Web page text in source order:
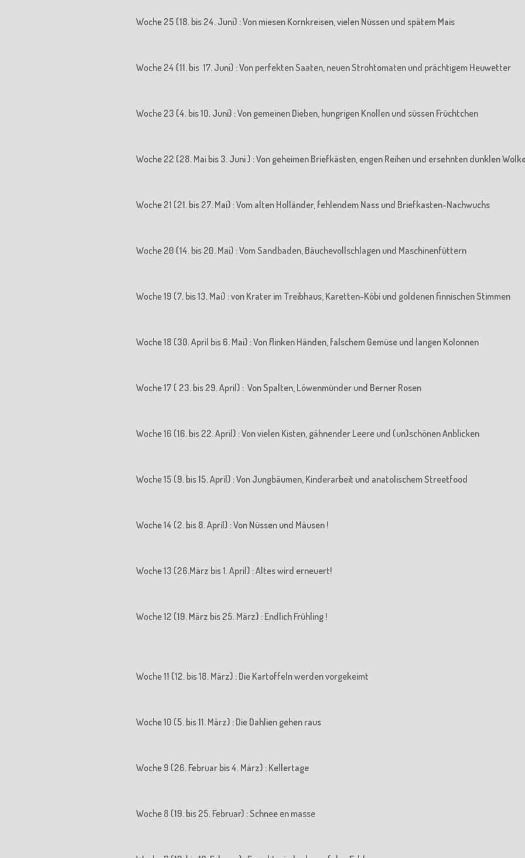
Woche 25 (18. bis 24. Juni) : Von miesen Kornkreisen, vielen Nüssen und spätem Mais
Woche 24 (11. bis 17. Juni) : Von perfekten Saaten, neuen Strohtomaten und prächtigem Heuwetter
Woche 23 (4. bis 10. Juni) : Von gemeinen Dieben, hungrigen Knollen und süssen Früchtchen
Woche 22 (28. Mai bis 3. Juni ) : Von geheimen Briefkästen, engen Reihen und ersehnten dunklen
Woche 21 (21. bis 27. Mai) : Vom alten Holländer, fehlendem Nass und Briefkasten-Nachwuchs
Woche 20 (14. bis 20. Mai) : Vom Sandbaden, Bäuchevollschlagen und Maschinenfüttern
Woche 19 (7. bis 13. Mai) : von Krater im Treibhaus, Karetten-Köbi und goldenen finnischen Stimmen
Woche 18 (30. April bis 6. Mai) : Von flinken Händen, falschem Gemüse und langen Kolonnen
Woche 17 ( 23. bis 29. April) : Von Spalten, Löwenmünder und Berner Rosen
Woche 16 (16. bis 22. April) : Von vielen Kisten, gähnender Leere und (un)schönen Anblicken
Woche 15 (9. bis 15. April) : Von Jungbäumen, Kinderarbeit und anatolischem Streetfood
Woche 14 (2. bis 8. April) : Von Nüssen und Mäusen !
Woche 13 (26.März bis 1. April) : Altes wird erneuert!
Woche 12 (19. März bis 25. März) : Endlich Frühling !
Woche 11 (12. bis 18. März) : Die Kartoffeln werden vorgekeimt
Woche 10 (5. bis 11. März) : Die Dahlien gehen raus
Woche 9 (26. Februar bis 4. März) : Kellertage
Woche 8 (19. bis 25. Februar) : Schnee en masse